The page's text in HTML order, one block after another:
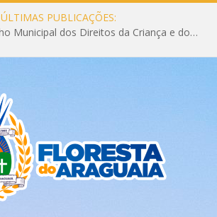
ÚLTIMAS PUBLICAÇÕES:
Eleição do Conselho Municipal dos Direitos da Criança e do Adolescente CMDCA 2026